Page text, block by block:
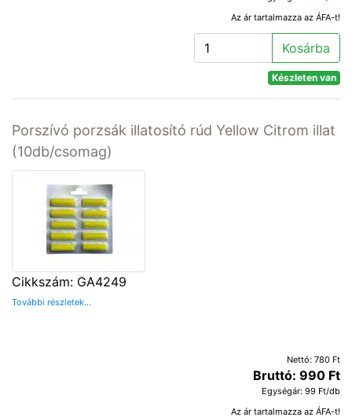
Az ár tartalmazza az ÁFA-t!
Kosárba
Készleten van
Porszívó porzsák illatosító rúd Yellow Citrom illat
(10db/csomag)
Cikkszám: GA4249
További részletek...
Nettó: 780 Ft
Bruttó: 990 Ft
Egységár: 99 Ft/db
Az ár tartalmazza az ÁFA-t!